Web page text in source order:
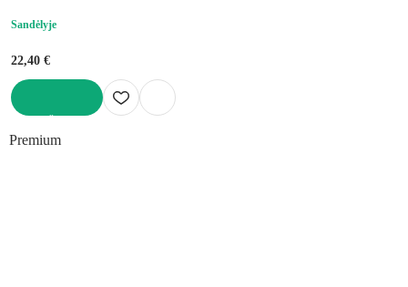
Sandėlyje
22,40 €
Premium